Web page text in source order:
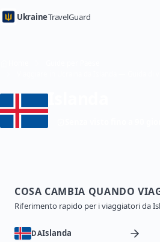
UkraineTravelGuard
COSA CAMBIA QUANDO
Riferimento rapido per i viaggiatori da
DAIslanda